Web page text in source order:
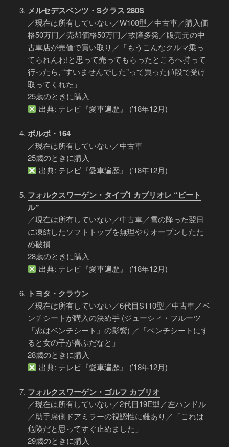
メルセデスベンツ・Sクラス 280S
／現在は所有していない／W108型／中古車／購入価
格50万円／売却価格50万円／故障多発／販売元の中
古車店が売価で買い取り／「もうこんなクルマ乗っ
てられんわ!と思って売ってもらったところへ持って
行ったら, “すいませんでした”って買った値段で受け
取ってくれた」
25歳のときに購入
出典: テレビ『愛車遍歴』 (’18年12月)
ボルボ・164
／現在は所有していない／中古車
25歳のときに購入
出典: テレビ『愛車遍歴』 (’18年12月)
フォルクスワーゲン・タイプ1 カブリオレ “ビート
ル”
／現在は所有していない／中古車／雪の降った翌日
に凍結したソフトトップを無理やりオープンしたた
め破損
28歳のときに購入
出典: テレビ『愛車遍歴』 (’18年12月)
トヨタ・クラウン
／現在は所有していない／6代目S110型／中古車／ベ
ンチシートが購入の決め手 (ジューシィ・フルーツ
『恋はベンチシート』の影響) ／「ベンチシートにす
ると女の子が喜ぶだなと」
28歳のときに購入
出典: テレビ『愛車遍歴』 (’18年12月)
フォルクスワーゲン・ゴルフ カブリオ
／現在は所有していない／2代目19E型／左ハンドル
／助手席側ドアミラーの視認性に難あり／「これは
危険だと思ってすぐ止めました」
29歳のときに購入